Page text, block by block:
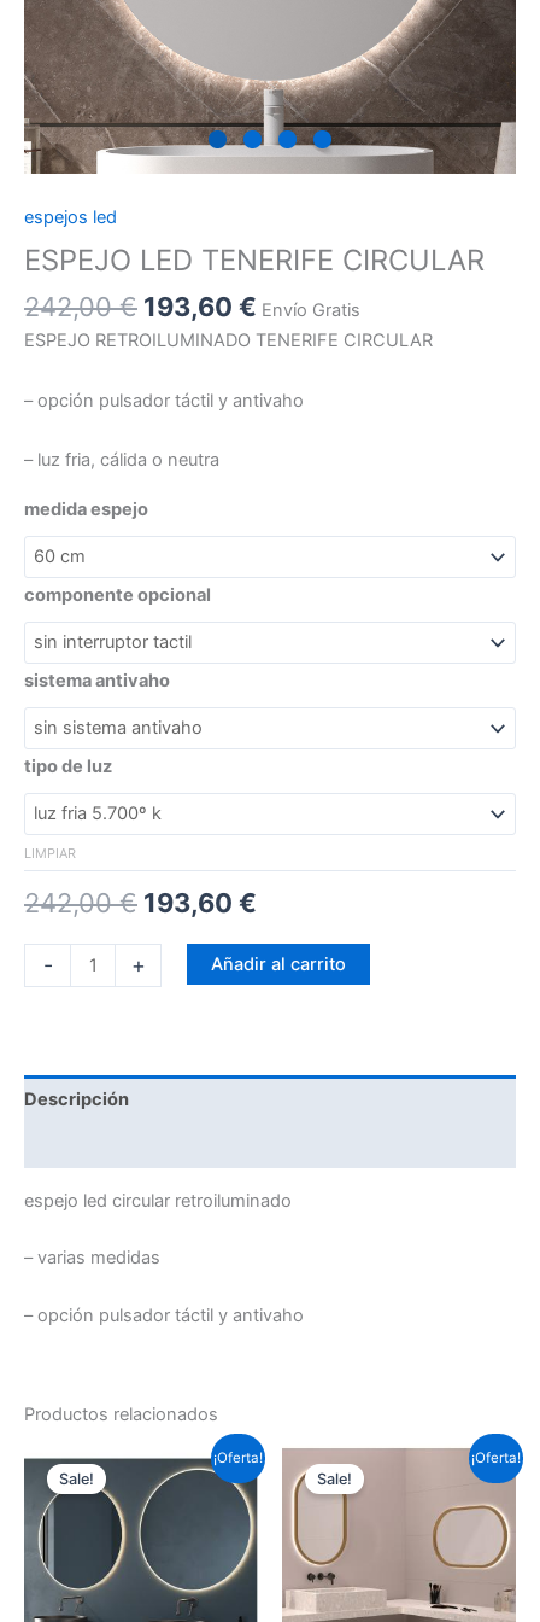
espejos led
ESPEJO LED TENERIFE CIRCULAR
242,00€ 193,60 € Envío Gratis
ESPEJO RETROILUMINADO TENERIFE CIRCULAR
– opción pulsador táctil y antivaho
– luz fria, cálida o neutra
medida espejo
componente opcional
sistema antivaho
tipo de luz
LIMPIAR
242,00€ 193,60 €
- + Añadir al carrito
Descripción
espejo led circular retroiluminado
– varias medidas
– opción pulsador táctil y antivaho
Productos relacionados
¡Oferta!
Sale!
Este
producto
tiene
múltiples
variantes.
¡Oferta!
Sale!
Este
tiene
Las